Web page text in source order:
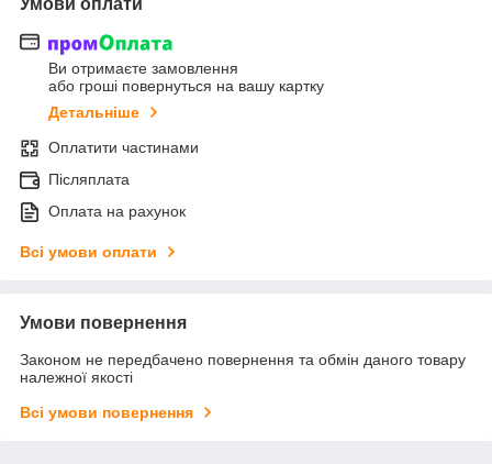
Умови оплати
Ви отримаєте замовлення
або гроші повернуться на вашу картку
Детальніше
Оплатити частинами
Післяплата
Оплата на рахунок
Всі умови оплати
Умови повернення
Законом не передбачено повернення та обмін даного товару
належної якості
Всі умови повернення